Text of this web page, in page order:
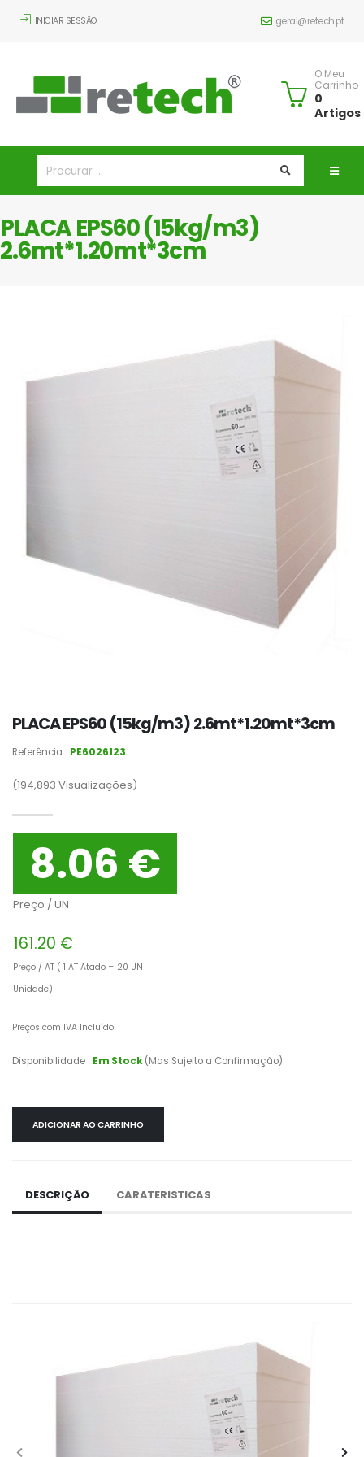
INICIAR SESSÃO geral@retech.pt
O Meu
Carrinho
0
Artigos
PLACA EPS60 (15kg/m3)
2.6mt*1.20mt*3cm
PLACA EPS60 (15kg/m3) 2.6mt*1.20mt*3cm
Referência : PE6026123
(194,893 Visualizações)
8.06 €
Preço / UN
161.20 €
Preço / AT ( 1 AT Atado = 20 UN
Unidade)
Preços com IVA Incluído!
Disponibilidade : Em Stock(Mas Sujeito a Confirmação)
ADICIONAR AO CARRINHO
DESCRIÇÃO CARATERISTICAS